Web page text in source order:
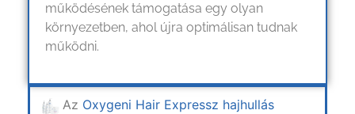
működésének támogatása egy olyan
környezetben, ahol újra optimálisan tudnak
működni.
Az Oxygeni Hair Expressz hajhullás